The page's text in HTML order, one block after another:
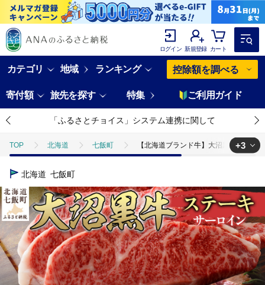
ログイン 新規登録 カート
カテゴリ 地域 ランキング 控除額を調べる
寄付額 旅先を探す 特集 ご利用ガイド
「ふるさとチョイス」システム連携に関して
TOP 北海道 七飯町 【北海道ブランド牛】大沼黒牛ステー
TOP
TOP 肉 牛肉 【北海道ブランド牛】大沼黒牛ステーキ（サ
TOP 肉 牛肉 ステーキ(牛肉) 【北海道ブランド牛】
+3
北海道 七飯町